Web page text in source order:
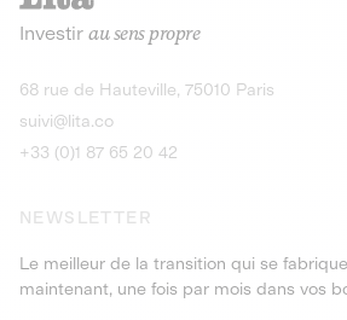
Actions
Gain potentiel
Découvrir l'opportunité
Investir au sens propre
68 rue de Hauteville, 75010 Paris
suivi@lita.co
+33 (0)1 87 65 20 42
NEWSLETTER
Le meilleur de la transition qui se
maintenant, une fois par mois dans vos